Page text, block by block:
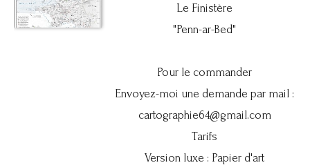
Le Finistère
"Penn-ar-Bed"
Pour le commander
Envoyez-moi une demande par mail :
cartographie64@gmail.com
Tarifs
Version luxe : Papier d'art